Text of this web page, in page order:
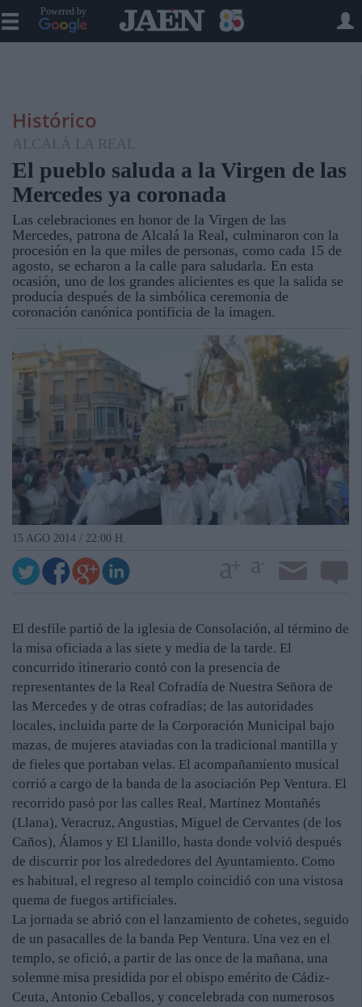
Powered by
Histórico
ALCALÁ LA REAL
El pueblo saluda a la Virgen de las
Mercedes ya coronada
Las celebraciones en honor de la Virgen de las
Mercedes, patrona de Alcalá la Real, culminaron con la
procesión en la que miles de personas, como cada 15 de
agosto, se echaron a la calle para saludarla. En esta
ocasión, uno de los grandes alicientes es que la salida se
producía después de la simbólica ceremonia de
coronación canónica pontificia de la imagen.
15 AGO 2014 / 22:00 H.
El desfile partió de la iglesia de Consolación, al término de
la misa oficiada a las siete y media de la tarde. El
concurrido itinerario contó con la presencia de
representantes de la Real Cofradía de Nuestra Señora de
las Mercedes y de otras cofradías; de las autoridades
locales, incluida parte de la Corporación Municipal bajo
mazas, de mujeres ataviadas con la tradicional mantilla y
de fieles que portaban velas. El acompañamiento musical
corrió a cargo de la banda de la asociación Pep Ventura. El
recorrido pasó por las calles Real, Martínez Montañés
(Llana), Veracruz, Angustias, Miguel de Cervantes (de los
Caños), Álamos y El Llanillo, hasta donde volvió después
de discurrir por los alrededores del Ayuntamiento. Como
es habitual, el regreso al templo coincidió con una vistosa
quema de fuegos artificiales.
La jornada se abrió con el lanzamiento de cohetes, seguido
de un pasacalles de la banda Pep Ventura. Una vez en el
templo, se ofició, a partir de las once de la mañana, una
solemne misa presidida por el obispo emérito de Cádiz-
Ceuta, Antonio Ceballos, y concelebrada con numerosos